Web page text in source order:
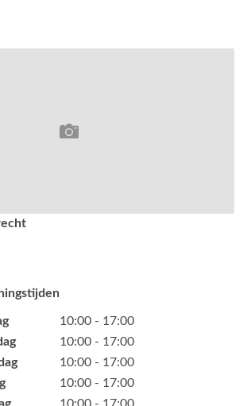
10:00 - 17:00
10:00 - 17:00
10:00 - 17:00
10:00 - 17:00